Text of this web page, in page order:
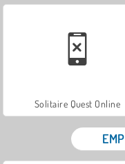
Solitaire Quest Online